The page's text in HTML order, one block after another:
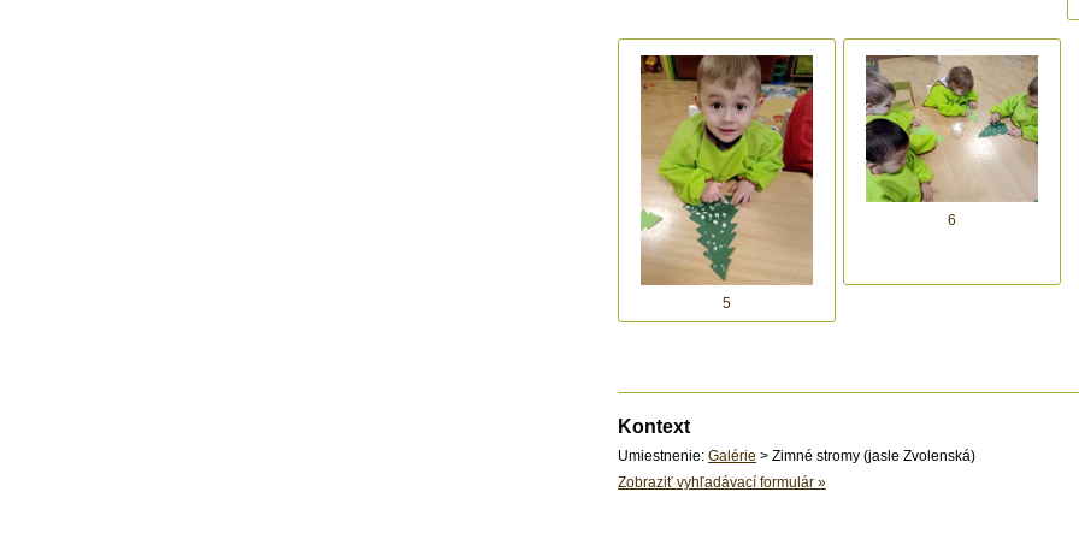
5
6
Kontext
Umiestnenie: Galérie > Zimné stromy (jasle Zvolenská)
Zobraziť vyhľadávací formulár »